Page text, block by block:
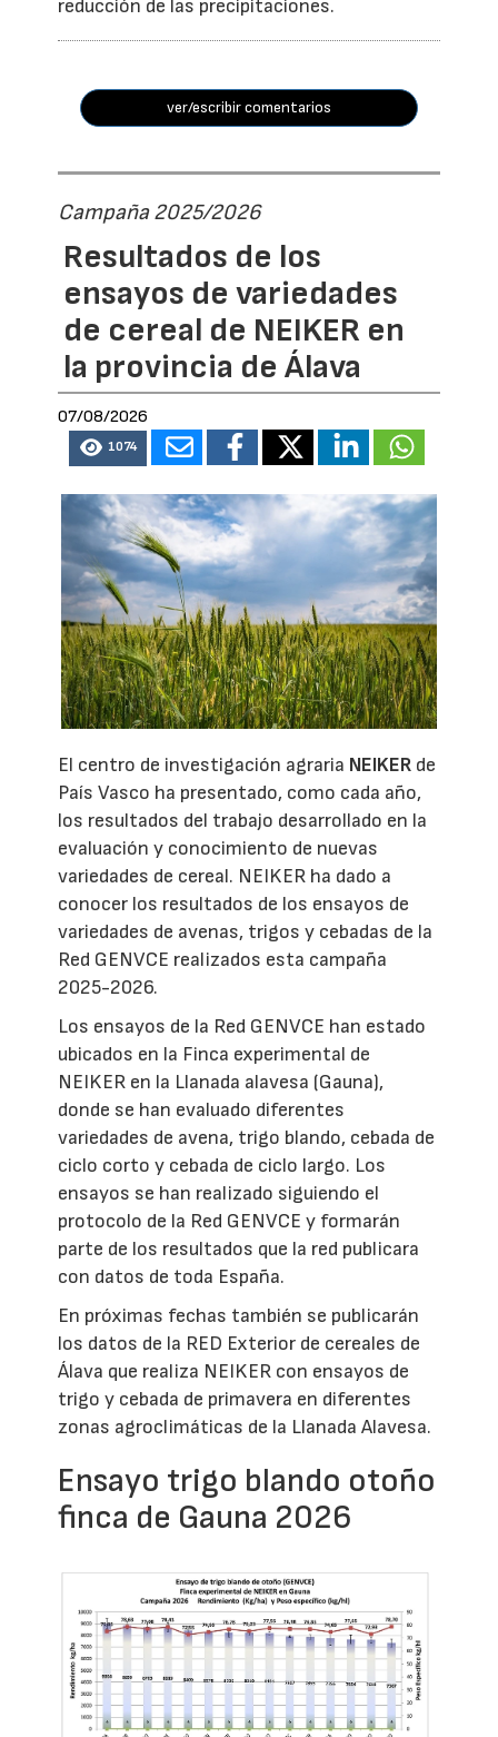
reducción de las precipitaciones.
ver/escribir comentarios
Campaña 2025/2026
Resultados de los
ensayos de variedades
de cereal de NEIKER en
la provincia de Álava
07/08/2026
1074
El centro de investigación agraria NEIKER de
País Vasco ha presentado, como cada año,
los resultados del trabajo desarrollado en la
evaluación y conocimiento de nuevas
variedades de cereal. NEIKER ha dado a
conocer los resultados de los ensayos de
variedades de avenas, trigos y cebadas de la
Red GENVCE realizados esta campaña
2025-2026.
Los ensayos de la Red GENVCE han estado
ubicados en la Finca experimental de
NEIKER en la Llanada alavesa (Gauna),
donde se han evaluado diferentes
variedades de avena, trigo blando, cebada de
ciclo corto y cebada de ciclo largo. Los
ensayos se han realizado siguiendo el
protocolo de la Red GENVCE y formarán
parte de los resultados que la red publicara
con datos de toda España.
En próximas fechas también se publicarán
los datos de la RED Exterior de cereales de
Álava que realiza NEIKER con ensayos de
trigo y cebada de primavera en diferentes
zonas agroclimáticas de la Llanada Alavesa.
Ensayo trigo blando otoño
finca de Gauna 2026